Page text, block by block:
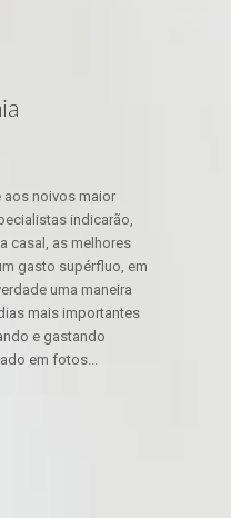
aos noivos maior
indicarão,
casal, as melhores
gasto supérfluo, em
uma maneira
mais importantes
e gastando
em fotos...